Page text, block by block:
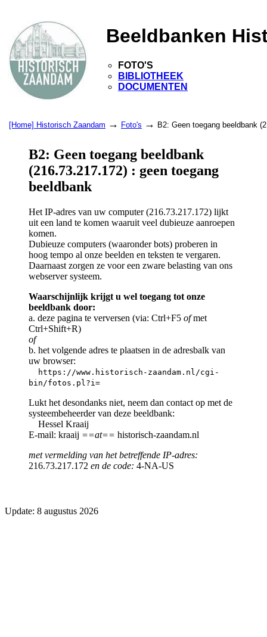
Beeldbanken
FOTO'S
BIBLIOTHEEK
DOCUMENTEN
[Home] Historisch Zaandam → Foto's → B2: Geen toegang beeldbank
B2: Geen toegang beeldbank
(216.73.217.172) : geen toegang
beeldbank
Het IP-adres van uw computer (216.73.217.172) lijkt
uit een land te komen waaruit veel dubieuze aanroepen
komen.
Dubieuze computers (waaronder bots) proberen in
hoog tempo al onze beelden en teksten te vergaren.
Daarnaast zorgen ze voor een zware belasting van ons
webserver systeem.
Waarschijnlijk krijgt u wel toegang tot onze
beeldbank door:
a. deze pagina te verversen (via: Ctrl+F5 ofmet
Ctrl+Shift+R)
of
b. het volgende adres te plaatsen in de adresbalk van
uw browser:
https://www.historisch-zaandam.nl/cgi-
bin/fotos.pl?i=
Lukt het desondanks niet, neem dan contact op met de
systeembeheerder van deze beeldbank:
Hessel Kraaij
E-mail: kraaij ==at== historisch-zaandam.nl
met vermelding van het betreffende IP-adres:
216.73.217.172 en de code: 4-NA-US
Update: 8 augustus 2026